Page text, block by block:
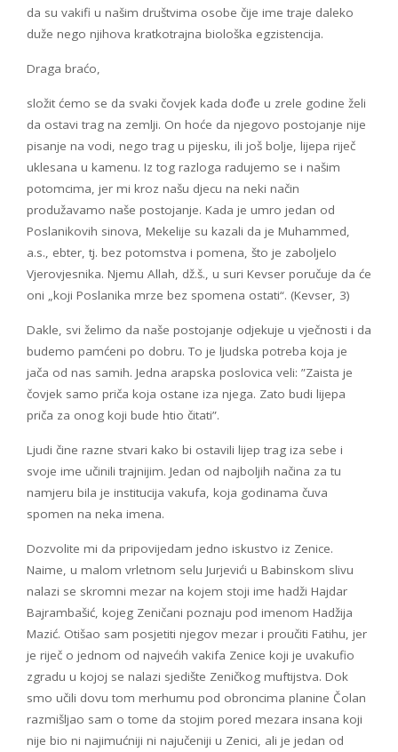
da su vakifi u našim društvima osobe čije ime traje daleko
duže nego njihova kratkotrajna biološka egzistencija.
Draga braćo,
složit ćemo se da svaki čovjek kada dođe u zrele godine želi
da ostavi trag na zemlji. On hoće da njegovo postojanje nije
pisanje na vodi, nego trag u pijesku, ili još bolje, lijepa riječ
uklesana u kamenu. Iz tog razloga radujemo se i našim
potomcima, jer mi kroz našu djecu na neki način
produžavamo naše postojanje. Kada je umro jedan od
Poslanikovih sinova, Mekelije su kazali da je Muhammed,
a.s., ebter, tj. bez potomstva i pomena, što je zaboljelo
Vjerovjesnika. Njemu Allah, dž.š., u suri Kevser poručuje da će
oni „koji Poslanika mrze bez spomena ostati“. (Kevser, 3)
Dakle, svi želimo da naše postojanje odjekuje u vječnosti i da
budemo pamćeni po dobru. To je ljudska potreba koja je
jača od nas samih. Jedna arapska poslovica veli: ”Zaista je
čovjek samo priča koja ostane iza njega. Zato budi lijepa
priča za onog koji bude htio čitati”.
Ljudi čine razne stvari kako bi ostavili lijep trag iza sebe i
svoje ime učinili trajnijim. Jedan od najboljih načina za tu
namjeru bila je institucija vakufa, koja godinama čuva
spomen na neka imena.
Dozvolite mi da pripovijedam jedno iskustvo iz Zenice.
Naime, u malom vrletnom selu Jurjevići u Babinskom slivu
nalazi se skromni mezar na kojem stoji ime hadži Hajdar
Bajrambašić, kojeg Zeničani poznaju pod imenom Hadžija
Mazić. Otišao sam posjetiti njegov mezar i proučiti Fatihu, jer
je riječ o jednom od najvećih vakifa Zenice koji je uvakufio
zgradu u kojoj se nalazi sjedište Zeničkog muftijstva. Dok
smo učili dovu tom merhumu pod obroncima planine Čolan
razmišljao sam o tome da stojim pored mezara insana koji
nije bio ni najimućniji ni najučeniji u Zenici, ali je jedan od